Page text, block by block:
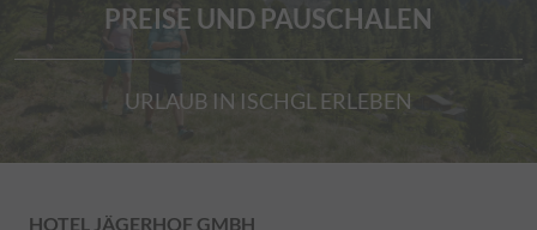
PREISE UND PAUSCHALEN
URLAUB IN ISCHGL ERLEBEN
HOTEL JÄGERHOF GMBH